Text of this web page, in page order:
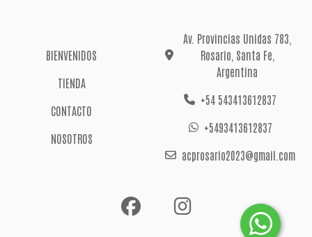
BIENVENIDOS
TIENDA
CONTACTO
NOSOTROS
Av. Provincias Unidas 783,
Rosario, Santa Fe,
Argentina
+54 543413612837
+5493413612837
acprosario2023@gmail.com